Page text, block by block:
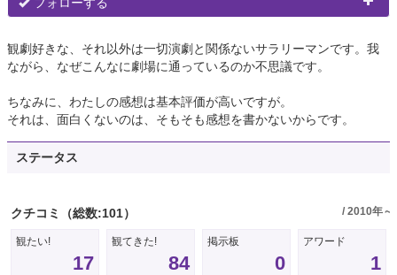
観劇好きな、それ以外は一切演劇と関係ないサラリーマンです。我
ながら、なぜこんなに劇場に通っているのか不思議です。
ちなみに、わたしの感想は基本評価が高いですが。
それは、面白くないのは、そもそも感想を書かないからです。
ステータス
クチコミ （総数:101） / 2010年～
観たい!
17
観てきた!
84
掲示板
0
アワード
1